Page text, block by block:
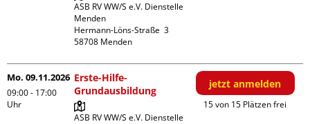
ASB RV WW/S e.V. Dienstelle
Menden
Hermann-Löns-Straße  3
Mo. 09.11.2026
09:00 - 17:00
Uhr
Erste-Hilfe-
Grundausbildung
ASB RV WW/S e.V. Dienstelle
jetzt anmelden
15 von 15 Plätzen frei